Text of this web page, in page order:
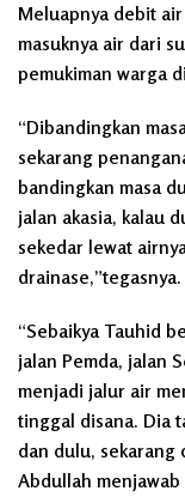
Meluapnya debit
masuknya air dari
pemukiman warga
“Dibandingkan
sekarang
bandingkan masa
jalan akasia, kalau
sekedar lewat
drainase,”tegasnya.
“Sebaikya Tauhid
jalan Pemda, jalan
menjadi jalur air
tinggal disana. Dia
dan dulu, sekarang
Abdullah